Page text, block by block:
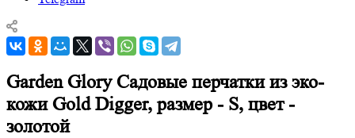
Garden Glory Садовые перчатки из эко-
кожи Gold Digger, размер - S, цвет -
золотой